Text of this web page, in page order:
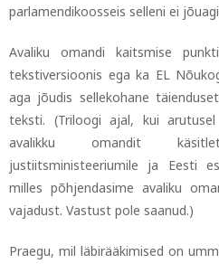
parlamendikoosseis selleni ei
Avaliku omandi kaitsmise
tekstiversioonis ega ka EL
aga jõudis sellekohane
teksti. (Triloogi ajal, kui
avalikku omandit
justiitsministeeriumile ja Eesti
milles põhjendasime avaliku
vajadust. Vastust pole saanud.)
Praegu, mil läbirääkimised on